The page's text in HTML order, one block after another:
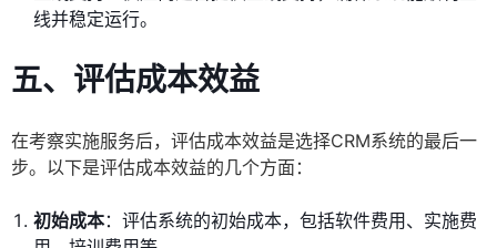
线并稳定运行。
五、评估成本效益
在考察实施服务后，评估成本效益是选择CRM系统的最后一
步。以下是评估成本效益的几个方面：
初始成本：评估系统的初始成本，包括软件费用、实施费